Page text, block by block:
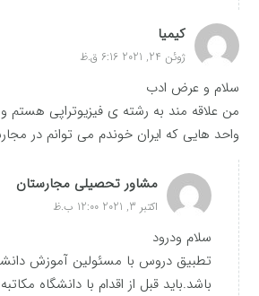
کیمیا
ژوئن 24, 2021 6:16 ق.ظ
سلام و عرض ادب
من علاقه مند به رشته ی فیزیوتراپی هستم
واحد هایی که ایران خوندم می توانم در
مشاور تحصیلی مجارستان
اکتبر 3, 2021 12:00 ب.ظ
سلام ودرود
تطبیق دروس با مسئولین آموزش
باشد.باید قبل از اقدام با دانشگاه